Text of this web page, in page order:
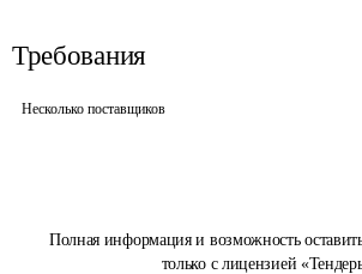
Полная информация и возможность
только с лицензией
Требования
Несколько поставщиков